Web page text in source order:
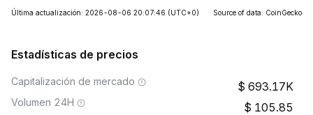
Última actualización: 2026-08-06 20:07:46 (UTC+0) Source of data: CoinGecko
Estadísticas de precios
Capitalización de mercado 693.17K
Volumen 24H 105.85